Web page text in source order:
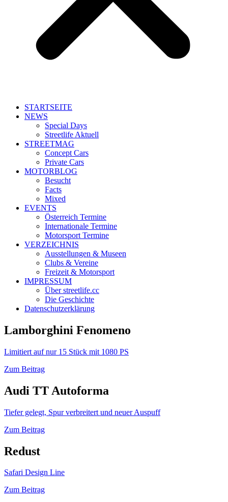
STARTSEITE
NEWS
Special Days
Streetlife Aktuell
STREETMAG
Concept Cars
Private Cars
MOTORBLOG
Besucht
Facts
Mixed
EVENTS
Österreich Termine
Internationale Termine
Motorsport Termine
VERZEICHNIS
Ausstellungen & Museen
Clubs & Vereine
Freizeit & Motorsport
IMPRESSUM
Über streetlife.cc
Die Geschichte
Datenschutzerklärung
Lamborghini Fenomeno
Limitiert auf nur 15 Stück mit 1080 PS
Zum Beitrag
Audi TT Autoforma
Tiefer gelegt, Spur verbreitert und neuer Auspuff
Zum Beitrag
Redust
Safari Design Line
Zum Beitrag